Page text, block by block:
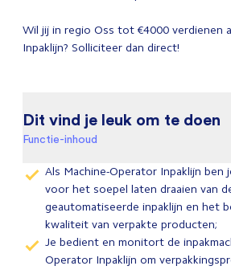
Wil jij in regio Oss tot €4000 verdienen
Inpaklijn? Solliciteer dan direct!
Dit vind je leuk om te doen
Functie-inhoud
Als Machine-Operator Inpaklijn ben
voor het soepel laten draaien van
geautomatiseerde inpaklijn en het
kwaliteit van verpakte producten;
Je bedient en monitort de
Operator Inpaklijn om